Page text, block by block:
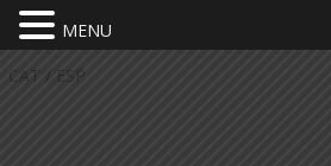
CAT / ESP
MENU